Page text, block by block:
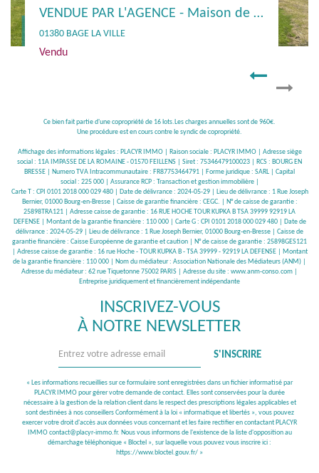
VENDUE PAR L'AGENCE - Maison de PP 147 m² - 01380 DOMMARTIN
01380 BAGE LA VILLE
Vendu
Ce bien fait partie d'une copropriété de 16 lots.Les charges annuelles sont de 960€.
Une procédure est en cours contre le syndic de copropriété.
Affichage des informations légales : PLACYR IMMO | Raison sociale : PLACYR IMMO | Adresse siège
social : 11A IMPASSE DE LA ROMAINE - 01570 FEILLENS | Siret : 75346479100023 | RCS : BOURG EN
BRESSE | Numero TVA Intracommunautaire : FR87753464791 | Forme juridique : SARL | Capital
social : 225 000 | Assurance RCP : Transaction et gestion immobilière |
Carte T : CPI 0101 2018 000 029 480 | Date de délivrance : 2024-05-29 | Lieu de délivrance : 1 Rue Joseph
Bernier, 01000 Bourg-en-Bresse | Caisse de garantie financière : CEGC. | N° de caisse de garantie :
25898TRA121 | Adresse caisse de garantie : 16 RUE HOCHE TOUR KUPKA B TSA 39999 92919 LA
DEFENSE | Montant de la garantie financière : 110 000 | Carte G : CPI 0101 2018 000 029 480 | Date de
délivrance : 2024-05-29 | Lieu de délivrance : 1 Rue Joseph Bernier, 01000 Bourg-en-Bresse | Caisse de
garantie financière : Caisse Européenne de garantie et caution | N° de caisse de garantie : 25898GES121
| Adresse caisse de garantie : 16 rue Hoche - TOUR KUPKA B - TSA 39999 - 92919 LA DEFENSE | Montant
de la garantie financière : 110 000 | Nom du médiateur : Association Nationale des Médiateurs (ANM) |
Adresse du médiateur : 62 rue Tiquetonne 75002 PARIS | Adresse du site : www.anm-conso.com
Entreprise juridiquement et financièrement indépendante
INSCRIVEZ-VOUS
À NOTRE NEWSLETTER
S'INSCRIRE
« Les informations recueillies sur ce formulaire sont enregistrées dans un fichier informatisé par
PLACYR IMMO pour gérer votre demande de contact. Elles sont conservées pour la durée
nécessaire à la gestion de la relation client dans le respect des prescriptions légales applicables et
sont destinées à nos conseillers Conformément à la loi « informatique et libertés », vous pouvez
exercer votre droit d'accès aux données vous concernant et les faire rectifier en contactant PLACYR
IMMO contact@placyr-immo.fr. Nous vous informons de l'existence de la liste d'opposition au
démarchage téléphonique « Bloctel », sur laquelle vous pouvez vous inscrire ici :
https://www.bloctel.gouv.fr/ »